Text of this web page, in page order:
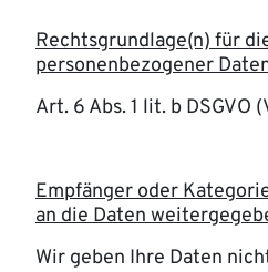
Rechtsgrundlage(n) für
personenbezogener
Art. 6 Abs. 1 lit. b DSGVO
Empfänger oder
an die Daten
Wir geben Ihre Daten